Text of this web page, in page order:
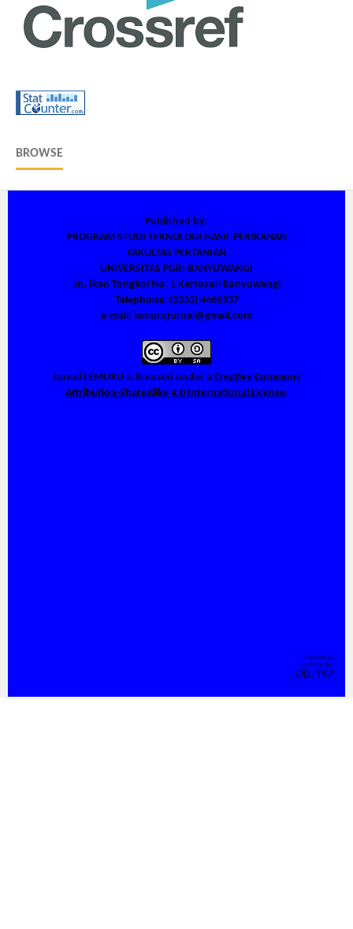
BROWSE
Published by:
PROGRAM STUDI TEKNOLOGI HASIL PERIKANAN
FAKULTAS PERTANIAN
UNIVERSITAS PGRI BANYUWANGI
Jn. Ikan Tongkol No. 1 Kertosari Banyuwangi
Telephone: (0333) 4466937
e-mail: lemurujurnal@gmail.com
Jurnal LEMURU is licensed under a Creative Commons
Attribution-ShareAlike 4.0 International License.